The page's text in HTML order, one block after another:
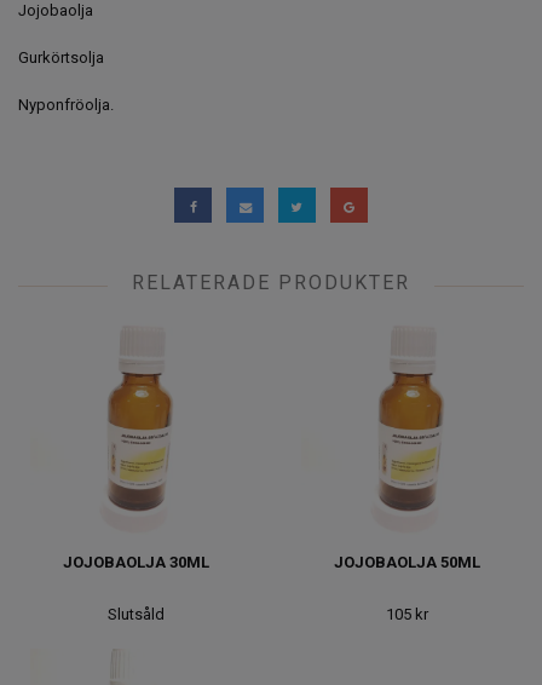
Jojobaolja
Gurkörtsolja
Nyponfröolja.
RELATERADE PRODUKTER
JOJOBAOLJA 30ML
Slutsåld
JOJOBAOLJA 50ML
105 kr